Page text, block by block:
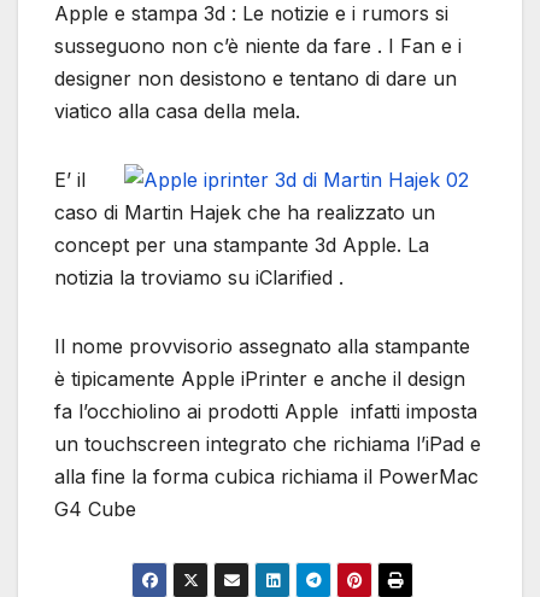
Apple e stampa 3d : Le notizie e i rumors si
susseguono non c’è niente da fare . I Fan e i
designer non desistono e tentano di dare un
viatico alla casa della mela.
E’ il
caso di Martin Hajek che ha realizzato un
concept per una stampante 3d Apple. La
notizia la troviamo su iClarified .
Il nome provvisorio assegnato alla stampante
è tipicamente Apple iPrinter e anche il design
fa l’occhiolino ai prodotti Apple infatti imposta
un touchscreen integrato che richiama l’iPad e
alla fine la forma cubica richiama il PowerMac
G4 Cube